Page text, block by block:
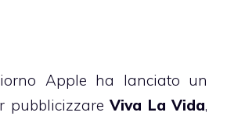
Apple ha lanciato un
pubblicizzareViva La Vida,